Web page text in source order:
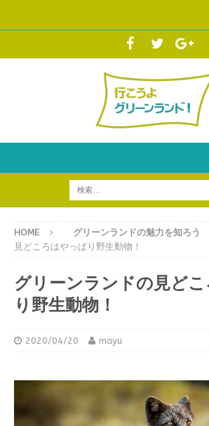
HOME グリーンランドの魅力を知ろう
見どころはやっぱり野生動物！
グリーンランドの見ど
り野生動物！
2020/04/20 mayu